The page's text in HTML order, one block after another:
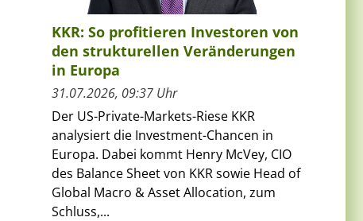
KKR: So profitieren Investoren von
den strukturellen Veränderungen
in Europa
31.07.2026, 09:37 Uhr
Der US-Private-Markets-Riese KKR
analysiert die Investment-Chancen in
Europa. Dabei kommt Henry McVey, CIO
des Balance Sheet von KKR sowie Head of
Global Macro & Asset Allocation, zum
Schluss,...